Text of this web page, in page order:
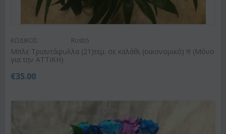
ΚΩΔΙΚΟΣ: Rosb5
Μπλε Τριαντάφυλλα (21)τεμ. σε καλάθι (οικονομικό) !!! (Μόνο
για την ΑΤΤΙΚΗ)
€35.00